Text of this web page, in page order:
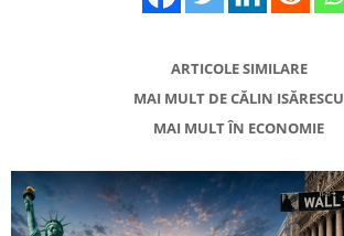
ARTICOLE SIMILARE
MAI MULT DE CĂLIN ISĂRESCU
MAI MULT ÎN ECONOMIE